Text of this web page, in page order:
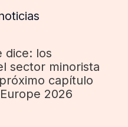
dice: los
sector minorista
capítulo
2026